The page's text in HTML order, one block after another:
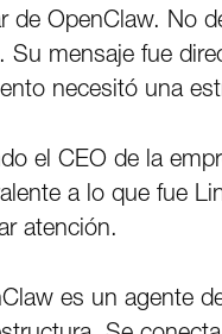
de OpenClaw. No
Su mensaje fue
necesitó una
el CEO de la
a lo que fue
atención.
es un agente